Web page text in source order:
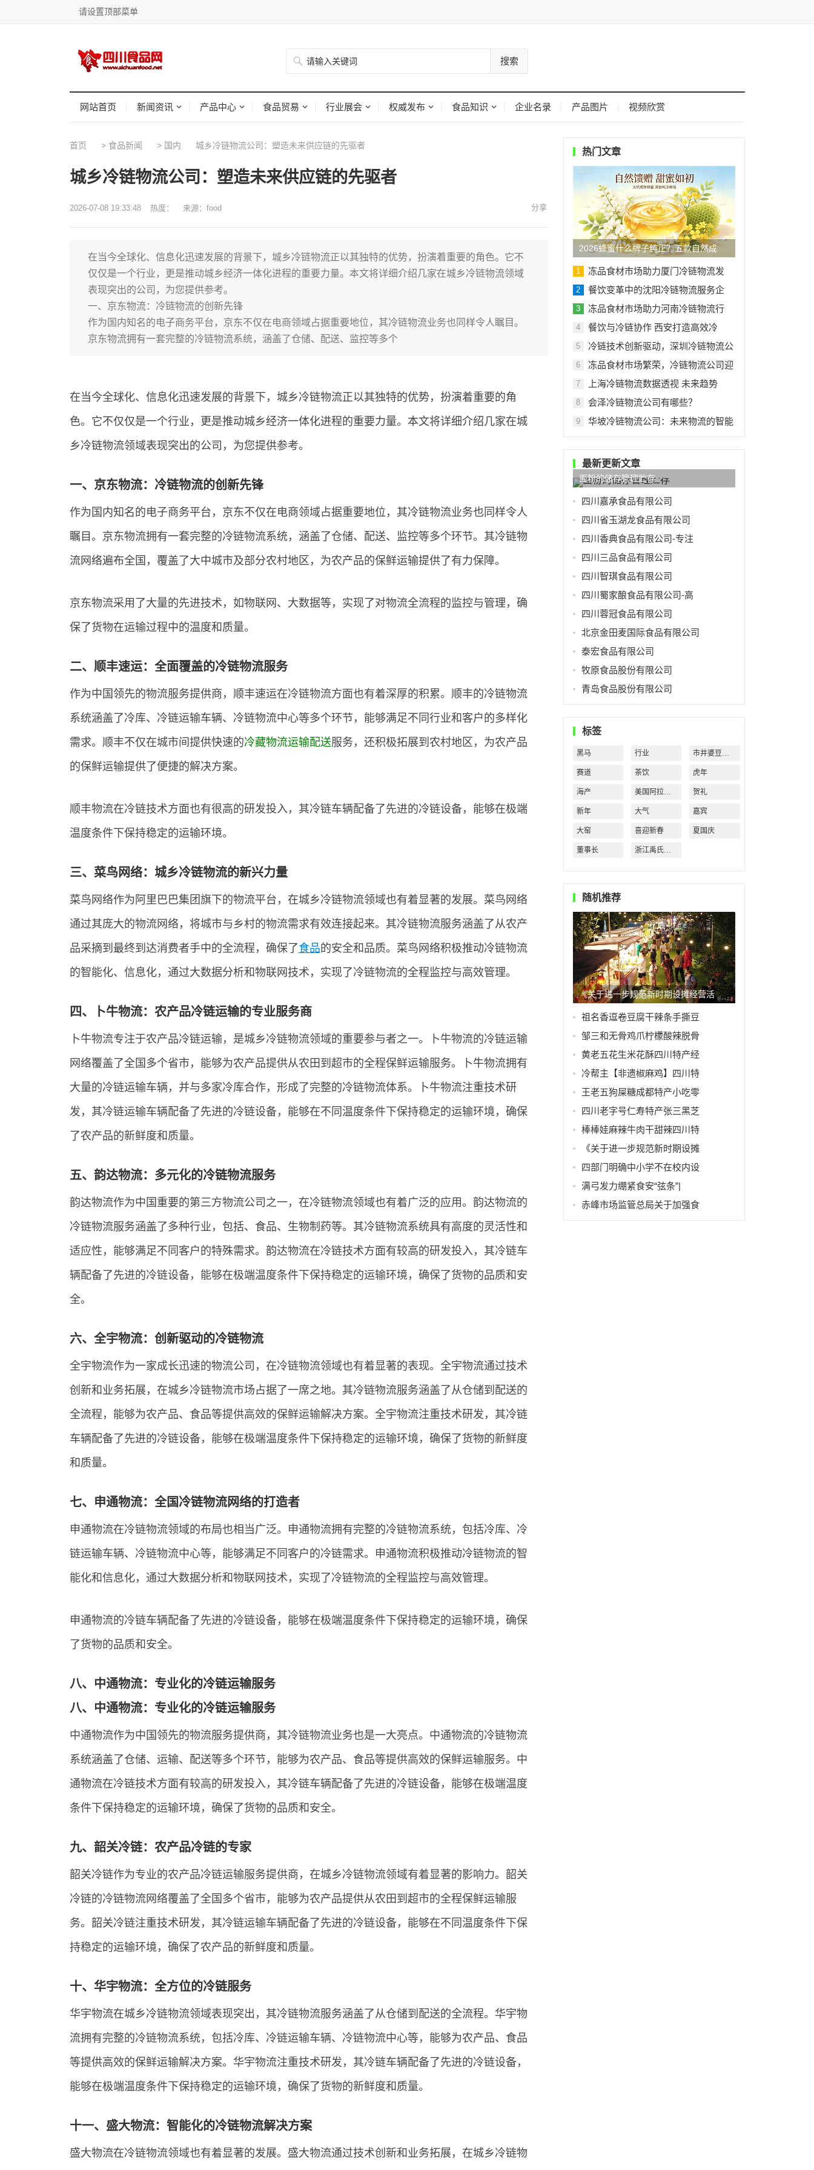
请设置顶部菜单
搜索
网站首页 新闻资讯 产品中心 食品贸易 行业展会 权威发布 食品知识 企业名录 产品图片 视频欣赏
首页 > 食品新闻 > 国内 城乡冷链物流公司：塑造未来供应链的先驱者
城乡冷链物流公司：塑造未来供应链的先驱者
2026-07-08 19:33:48 热度： 来源：food
在当今全球化、信息化迅速发展的背景下，城乡冷链物流正以其独特的优势，扮演着重要的角色。它不
仅仅是一个行业，更是推动城乡经济一体化进程的重要力量。本文将详细介绍几家在城乡冷链物流领域
表现突出的公司，为您提供参考。
一、京东物流：冷链物流的创新先锋
作为国内知名的电子商务平台，京东不仅在电商领域占据重要地位，其冷链物流业务也同样令人瞩目。
京东物流拥有一套完整的冷链物流系统，涵盖了仓储、配送、监控等多个
在当今全球化、信息化迅速发展的背景下，城乡冷链物流正以其独特的优势，扮演着重要的角
色。它不仅仅是一个行业，更是推动城乡经济一体化进程的重要力量。本文将详细介绍几家在城
乡冷链物流领域表现突出的公司，为您提供参考。
一、京东物流：冷链物流的创新先锋
作为国内知名的电子商务平台，京东不仅在电商领域占据重要地位，其冷链物流业务也同样令人
瞩目。京东物流拥有一套完整的冷链物流系统，涵盖了仓储、配送、监控等多个环节。其冷链物
流网络遍布全国，覆盖了大中城市及部分农村地区，为农产品的保鲜运输提供了有力保障。
京东物流采用了大量的先进技术，如物联网、大数据等，实现了对物流全流程的监控与管理，确
保了货物在运输过程中的温度和质量。
二、顺丰速运：全面覆盖的冷链物流服务
作为中国领先的物流服务提供商，顺丰速运在冷链物流方面也有着深厚的积累。顺丰的冷链物流
系统涵盖了冷库、冷链运输车辆、冷链物流中心等多个环节，能够满足不同行业和客户的多样化
需求。顺丰不仅在城市间提供快速的冷藏物流运输配送服务，还积极拓展到农村地区，为农产品
的保鲜运输提供了便捷的解决方案。
顺丰物流在冷链技术方面也有很高的研发投入，其冷链车辆配备了先进的冷链设备，能够在极端
温度条件下保持稳定的运输环境。
三、菜鸟网络：城乡冷链物流的新兴力量
菜鸟网络作为阿里巴巴集团旗下的物流平台，在城乡冷链物流领域也有着显著的发展。菜鸟网络
通过其庞大的物流网络，将城市与乡村的物流需求有效连接起来。其冷链物流服务涵盖了从农产
品采摘到最终到达消费者手中的全流程，确保了食品的安全和品质。菜鸟网络积极推动冷链物流
的智能化、信息化，通过大数据分析和物联网技术，实现了冷链物流的全程监控与高效管理。
四、卜牛物流：农产品冷链运输的专业服务商
卜牛物流专注于农产品冷链运输，是城乡冷链物流领域的重要参与者之一。卜牛物流的冷链运输
网络覆盖了全国多个省市，能够为农产品提供从农田到超市的全程保鲜运输服务。卜牛物流拥有
大量的冷链运输车辆，并与多家冷库合作，形成了完整的冷链物流体系。卜牛物流注重技术研
发，其冷链运输车辆配备了先进的冷链设备，能够在不同温度条件下保持稳定的运输环境，确保
了农产品的新鲜度和质量。
五、韵达物流：多元化的冷链物流服务
韵达物流作为中国重要的第三方物流公司之一，在冷链物流领域也有着广泛的应用。韵达物流的
冷链物流服务涵盖了多种行业，包括、食品、生物制药等。其冷链物流系统具有高度的灵活性和
适应性，能够满足不同客户的特殊需求。韵达物流在冷链技术方面有较高的研发投入，其冷链车
辆配备了先进的冷链设备，能够在极端温度条件下保持稳定的运输环境，确保了货物的品质和安
全。
六、全宇物流：创新驱动的冷链物流
全宇物流作为一家成长迅速的物流公司，在冷链物流领域也有着显著的表现。全宇物流通过技术
创新和业务拓展，在城乡冷链物流市场占据了一席之地。其冷链物流服务涵盖了从仓储到配送的
全流程，能够为农产品、食品等提供高效的保鲜运输解决方案。全宇物流注重技术研发，其冷链
车辆配备了先进的冷链设备，能够在极端温度条件下保持稳定的运输环境，确保了货物的新鲜度
和质量。
七、申通物流：全国冷链物流网络的打造者
申通物流在冷链物流领域的布局也相当广泛。申通物流拥有完整的冷链物流系统，包括冷库、冷
链运输车辆、冷链物流中心等，能够满足不同客户的冷链需求。申通物流积极推动冷链物流的智
能化和信息化，通过大数据分析和物联网技术，实现了冷链物流的全程监控与高效管理。
申通物流的冷链车辆配备了先进的冷链设备，能够在极端温度条件下保持稳定的运输环境，确保
了货物的品质和安全。
八、中通物流：专业化的冷链运输服务
八、中通物流：专业化的冷链运输服务
中通物流作为中国领先的物流服务提供商，其冷链物流业务也是一大亮点。中通物流的冷链物流
系统涵盖了仓储、运输、配送等多个环节，能够为农产品、食品等提供高效的保鲜运输服务。中
通物流在冷链技术方面有较高的研发投入，其冷链车辆配备了先进的冷链设备，能够在极端温度
条件下保持稳定的运输环境，确保了货物的品质和安全。
九、韶关冷链：农产品冷链的专家
韶关冷链作为专业的农产品冷链运输服务提供商，在城乡冷链物流领域有着显著的影响力。韶关
冷链的冷链物流网络覆盖了全国多个省市，能够为农产品提供从农田到超市的全程保鲜运输服
务。韶关冷链注重技术研发，其冷链运输车辆配备了先进的冷链设备，能够在不同温度条件下保
持稳定的运输环境，确保了农产品的新鲜度和质量。
十、华宇物流：全方位的冷链服务
华宇物流在城乡冷链物流领域表现突出，其冷链物流服务涵盖了从仓储到配送的全流程。华宇物
流拥有完整的冷链物流系统，包括冷库、冷链运输车辆、冷链物流中心等，能够为农产品、食品
等提供高效的保鲜运输解决方案。华宇物流注重技术研发，其冷链车辆配备了先进的冷链设备，
能够在极端温度条件下保持稳定的运输环境，确保了货物的新鲜度和质量。
十一、盛大物流：智能化的冷链物流解决方案
盛大物流在冷链物流领域也有着显著的发展。盛大物流通过技术创新和业务拓展，在城乡冷链物
热门文章
2026蜂蜜什么牌子纯正？五款自然成
1 冻品食材市场助力厦门冷链物流发
2 餐饮变革中的沈阳冷链物流服务企
3 冻品食材市场助力河南冷链物流行
4 餐饮与冷链协作 西安打造高效冷
5 冷链技术创新驱动，深圳冷链物流公
6 冻品食材市场繁荣，冷链物流公司迎
7 上海冷链物流数据透视 未来趋势
8 会泽冷链物流公司有哪些？
9 华坡冷链物流公司：未来物流的智能
最新更新文章
面粉的储存管理贮存
四川嘉承食品有限公司
四川省玉湖龙食品有限公司
四川香典食品有限公司-专注
四川三品食品有限公司
四川智琪食品有限公司
四川蜀家酿食品有限公司-高
四川蓉冠食品有限公司
北京金田麦国际食品有限公司
泰宏食品有限公司
牧原食品股份有限公司
青岛食品股份有限公司
标签
黑马 行业 市井婆豆沙牛乳
赛道 茶饮 虎年
海产 美国阿拉斯加 贺礼
新年 大气 嘉宾
大窑 喜迎新春 夏国庆
董事长 浙江禹氏水业有限公司
随机推荐
《关于进一步规范新时期设摊经营活
祖名香逗卷豆腐干辣条手撕豆
邹三和无骨鸡爪柠檬酸辣脱骨
黄老五花生米花酥四川特产经
冷帮主【非遗椒麻鸡】四川特
王老五狗屎糖成都特产小吃零
四川老字号仁寿特产张三黑芝
棒棒娃麻辣牛肉干甜辣四川特
《关于进一步规范新时期设摊
四部门明确中小学不在校内设
满弓发力绷紧食安“弦条”|
赤峰市场监管总局关于加强食